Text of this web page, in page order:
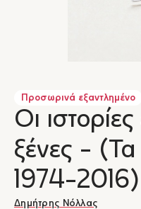
Προσωρινά εξαντλημένο
Οι
ξένες - (Τα
1974-2016)
Δημήτρης Νόλλας